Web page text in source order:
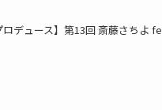
ロデュース】第13回 斎藤さちよ